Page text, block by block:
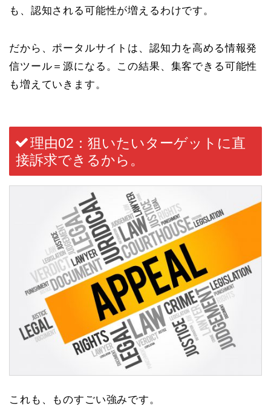
も、 認知される可能性が増えるわけです。
だから、ポータルサイトは、 認知力を高める情報発
信ツール＝源になる。この結果、集客できる可能性
も増えていきます。
理由02：狙いたいターゲットに直
接訴求できるから。
これも、ものすごい強みです。